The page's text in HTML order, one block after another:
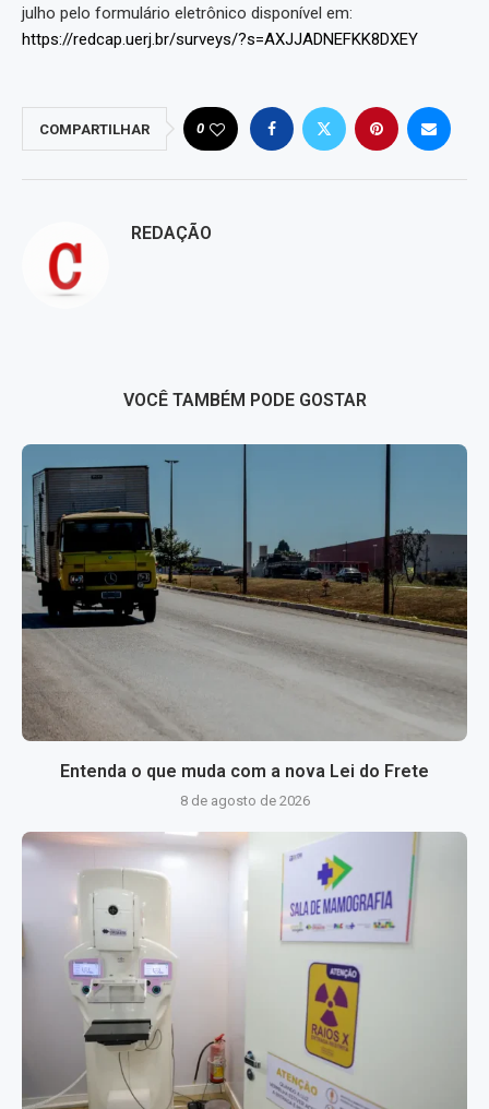
julho pelo formulário eletrônico disponível em:
https://redcap.uerj.br/surveys/?s=AXJJADNEFKK8DXEY
COMPARTILHAR 0
REDAÇÃO
VOCÊ TAMBÉM PODE GOSTAR
Entenda o que muda com a nova Lei do Frete
8 de agosto de 2026